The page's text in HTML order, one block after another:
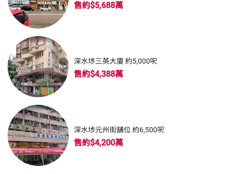
售約$5,688萬
深水埗三英大廈 約5,000呎
售約$4,388萬
深水埗元州街舖位 約6,500呎
售約$4,200萬